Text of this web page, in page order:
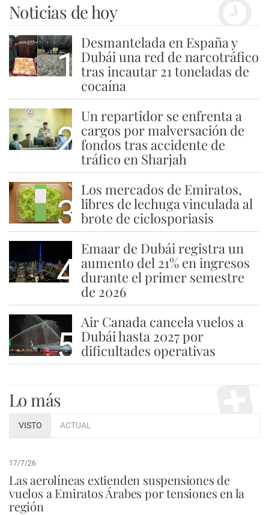
Noticias de hoy
1
Desmantelada en España y
Dubái una red de narcotráfico
tras incautar 21 toneladas de
cocaína
2
Un repartidor se enfrenta a
cargos por malversación de
fondos tras accidente de
tráfico en Sharjah
3
Los mercados de Emiratos,
libres de lechuga vinculada al
brote de ciclosporiasis
4
Emaar de Dubái registra un
aumento del 21% en ingresos
durante el primer semestre
de 2026
5
Air Canada cancela vuelos a
Dubái hasta 2027 por
dificultades operativas
Lo más
VISTO ACTUAL
17/7/26
Las aerolíneas extienden suspensiones de
vuelos a Emiratos Árabes por tensiones en la
región